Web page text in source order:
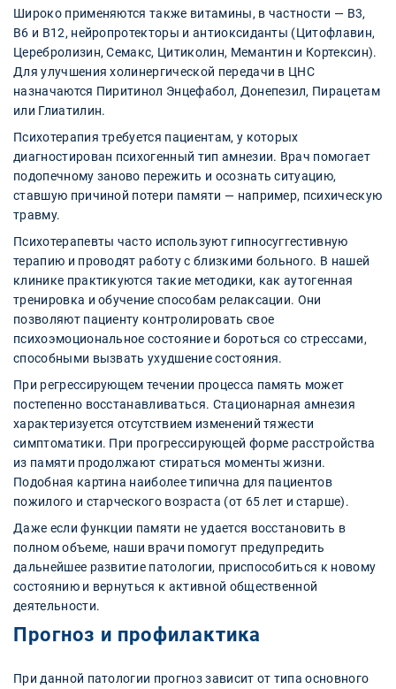
Широко применяются также витамины, в частности — В3,
В6 и В12, нейропротекторы и антиоксиданты (Цитофлавин,
Церебролизин, Семакс, Цитиколин, Мемантин и Кортексин).
Для улучшения холинергической передачи в ЦНС
назначаются Пиритинол Энцефабол, Донепезил, Пирацетам
или Глиатилин.
Психотерапия требуется пациентам, у которых
диагностирован психогенный тип амнезии. Врач помогает
подопечному заново пережить и осознать ситуацию,
ставшую причиной потери памяти — например, психическую
травму.
Психотерапевты часто используют гипносуггестивную
терапию и проводят работу с близкими больного. В нашей
клинике практикуются такие методики, как аутогенная
тренировка и обучение способам релаксации. Они
позволяют пациенту контролировать свое
психоэмоциональное состояние и бороться со стрессами,
способными вызвать ухудшение состояния.
При регрессирующем течении процесса память может
постепенно восстанавливаться. Стационарная амнезия
характеризуется отсутствием изменений тяжести
симптоматики. При прогрессирующей форме расстройства
из памяти продолжают стираться моменты жизни.
Подобная картина наиболее типична для пациентов
пожилого и старческого возраста (от 65 лет и старше).
Даже если функции памяти не удается восстановить в
полном объеме, наши врачи помогут предупредить
дальнейшее развитие патологии, приспособиться к новому
состоянию и вернуться к активной общественной
деятельности.
Прогноз и профилактика
При данной патологии прогноз зависит от типа основного